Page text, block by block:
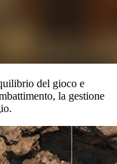
del gioco e
la gestione